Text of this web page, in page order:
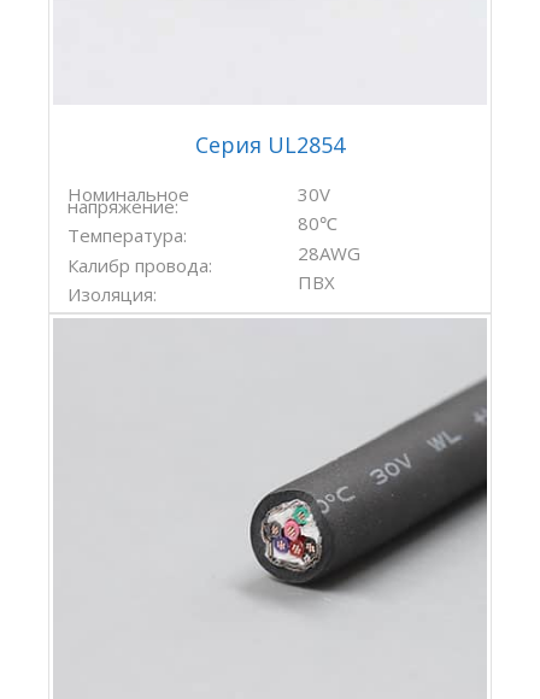
Серия UL2854
Номинальное
напряжение:
Температура:
Калибр провода:
Изоляция:
30V
80℃
28AWG
ПВХ